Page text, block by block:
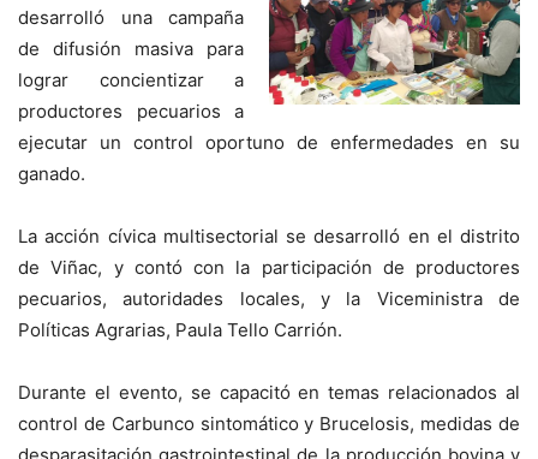
desarrolló una campaña
de difusión masiva para
lograr concientizar a
productores pecuarios a
ejecutar un control oportuno de enfermedades en su
ganado.
La acción cívica multisectorial se desarrolló en el distrito
de Viñac, y contó con la participación de productores
pecuarios, autoridades locales, y la Viceministra de
Políticas Agrarias, Paula Tello Carrión.
Durante el evento, se capacitó en temas relacionados al
control de Carbunco sintomático y Brucelosis, medidas de